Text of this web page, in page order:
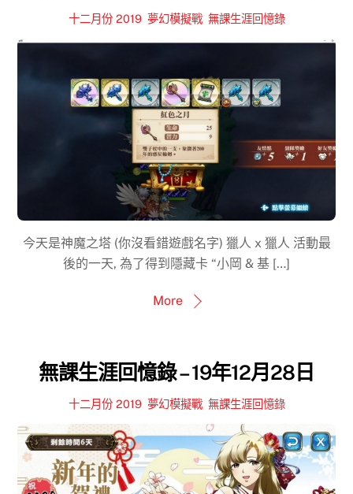
十二月份 2019, 夢幻模擬戰, 無課生涯回憶錄
今天是神魔之塔 (你沒看錯遊戲名字) 獵人 x 獵人 活動最
後的一天, 為了得到隱藏卡 “小岡 & 基 […]
More
無課生涯回憶錄 – 19年12月28日
十二月份 2019, 夢幻模擬戰, 無課生涯回憶錄